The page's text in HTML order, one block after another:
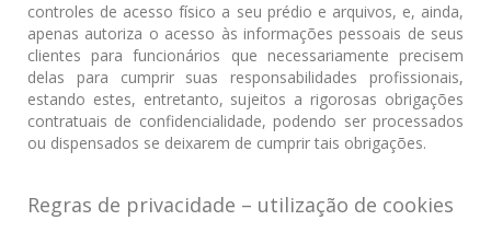
controles de acesso físico a seu prédio e arquivos, e, ainda,
apenas autoriza o acesso às informações pessoais de seus
clientes para funcionários que necessariamente precisem
delas para cumprir suas responsabilidades profissionais,
estando estes, entretanto, sujeitos a rigorosas obrigações
contratuais de confidencialidade, podendo ser processados
ou dispensados se deixarem de cumprir tais obrigações.
Regras de privacidade – utilização de cookies